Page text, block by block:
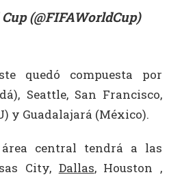
(@FIFAWorldCup)
quedó compuesta por
Seattle, San Francisco,
y Guadalajará (México).
central tendrá a las
City, Dallas, Houston ,